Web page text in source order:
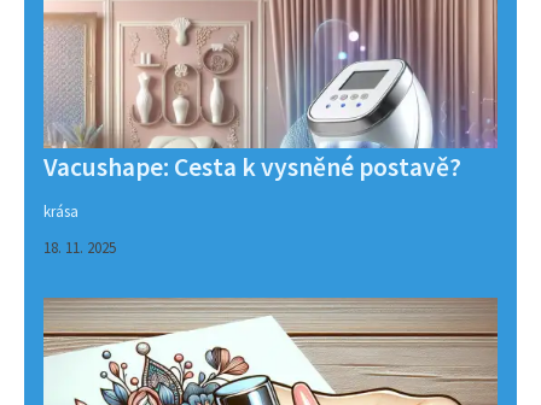
Vacushape: Cesta k vysněné postavě?
krása
18. 11. 2025